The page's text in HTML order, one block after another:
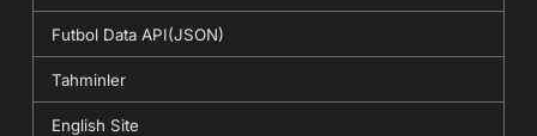
Futbol Data API(JSON)
Tahminler
English Site